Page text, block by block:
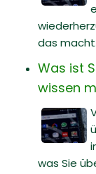
das macht.
Was ist
wissen
was Sie